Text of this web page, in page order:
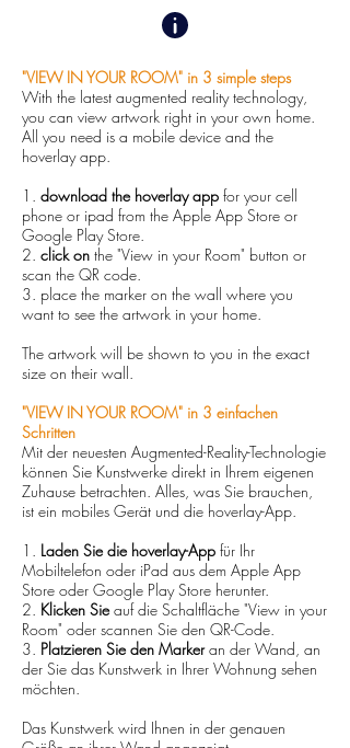
inclusive framing in
whitewall artbox
unique piece
Fine Art Druck auf
inklusive Artbox-
Schattenfugenrahmen
Unikat
"VIEW IN YOUR ROOM" in 3 simple steps
With the latest augmented reality technology,
you can view artwork right in your own home.
All you need is a mobile device and the
hoverlay app.
1. download the hoverlay app for your cell
phone or ipad from the Apple App Store or
Google Play Store.
2. click on the "View in your Room" button or
scan the QR code.
3. place the marker on the wall where you
want to see the artwork in your home.
The artwork will be shown to you in the exact
size on their wall.
"VIEW IN YOUR ROOM" in 3 einfachen
Schritten
Mit der neuesten Augmented-Reality-Technologie
können Sie Kunstwerke direkt in Ihrem eigenen
Zuhause betrachten. Alles, was Sie brauchen,
ist ein mobiles Gerät und die hoverlay-App.
1. Laden Sie die hoverlay-App für Ihr
Mobiltelefon oder iPad aus dem Apple App
Store oder Google Play Store herunter.
2. Klicken Sieauf die Schaltfläche "View in your
Room" oder scannen Sie den QR-Code.
3. Platzieren Sie den Markeran der Wand, an
der Sie das Kunstwerk in Ihrer Wohnung sehen
möchten.
Das Kunstwerk wird Ihnen in der genauen